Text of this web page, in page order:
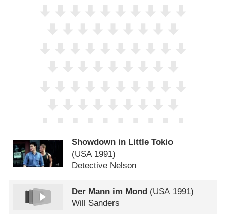
Showdown in Little Tokio
(USA 1991)
Detective Nelson
Der Mann im Mond (USA 1991)
Will Sanders